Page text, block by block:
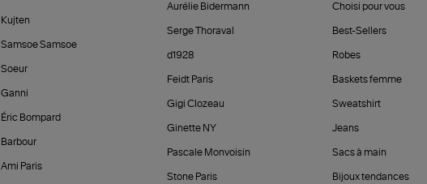
Kujten
Samsoe Samsoe
Soeur
Ganni
Éric Bompard
Barbour
Ami Paris
Aurélie Bidermann
Serge Thoraval
d1928
Feidt Paris
Gigi Clozeau
Ginette NY
Pascale Monvoisin
Stone Paris
Choisi pour vous
Best-Sellers
Robes
Baskets femme
Sweatshirt
Jeans
Sacs à main
Bijoux tendances